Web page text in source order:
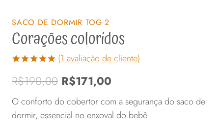
SACO DE DORMIR TOG 2
Corações coloridos
como5.00
de 5, com
baseado em
avaliação
de cliente
(1 avaliação de cliente)
R$190,00 O
preço
original
R$171,00
preço
atual
O conforto do cobertor com a segurança do saco de
dormir, essencial no enxoval do bebê